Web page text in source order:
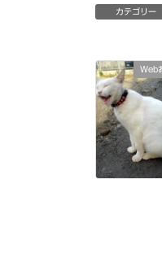
カテゴリー
Web